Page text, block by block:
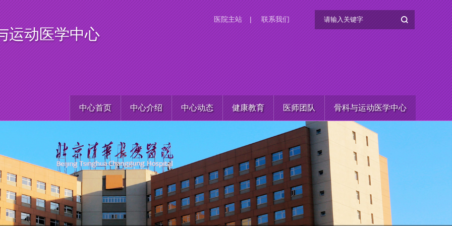
运动医学中心
医院主站 | 联系我们
中心首页 中心介绍 中心动态 健康教育 医师团队 骨科与运动医学中心